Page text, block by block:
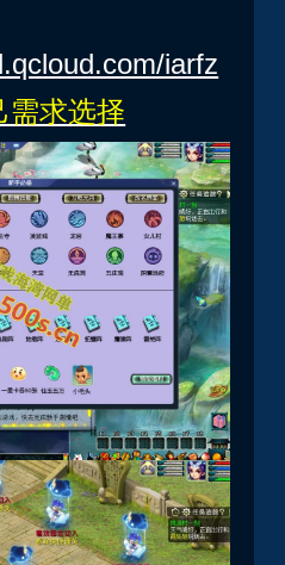
iarfz
需求选择